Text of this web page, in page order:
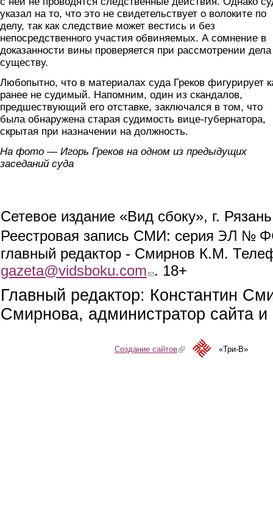
указал на то, что это не свидетельствует о волоките по
делу, так как следствие может вестись и без
непосредственного участия обвиняемых. А сомнение в
доказанности вины проверяется при рассмотрении
существу.
Любопытно, что в материалах суда Греков фигурирует
ранее не судимый. Напомним, один из скандалов,
предшествующий его отставке, заключался в том, что
была обнаружена старая судимость вице-губернатора,
скрытая при назначении на должность.
На фото — Игорь Греков на одном из предыдущих
заседаний суда
Сетевое издание «Вид сбоку», г.
Реестровая запись СМИ: серия ЭЛ №
главный редактор - Смирнов К.М.
gazeta@vidsboku.com (link sends e-mail)
. 18+
Главный редактор: Константин
Смирнова, администратор сайта
Создание сайтов(link is external)«Три-В»